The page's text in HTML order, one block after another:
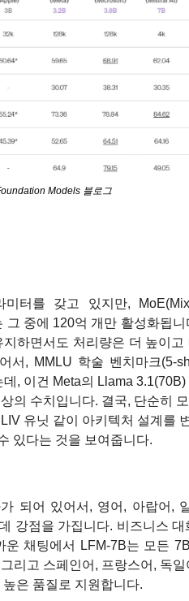
Models 블로그
터를 갖고 있지만,
그 중에 120억 개만 활성화됩니
하면서도 처리량은 더 높이고
서, MMLU 학술 벤치마크(5-
, 이건 Meta의 Llama 3.1(70B)
의 수치입니다. 결국, 단순히
유닛 같이 아키텍처 설계를
있다는 것을 보여줍니다.
되어 있어서, 영어, 아랍어,
강점을 가집니다. 비즈니스 대
채팅에서 LFM-7B는 모든
리고 스페인어, 프랑스어, 독일
은 품질로 지원합니다.